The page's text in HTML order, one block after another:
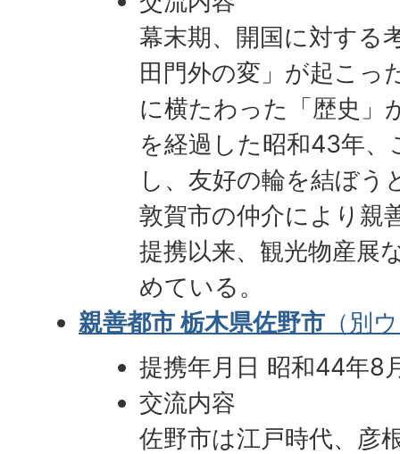
幕末期、開国に対する
田門外の変」が起こっ
に横たわった「歴史」
を経過した昭和43年
し、友好の輪を結ぼう
敦賀市の仲介により親
提携以来、観光物産展
めている。
親善都市 栃木県佐野市 （別
提携年月日 昭和44年8
交流内容
佐野市は江戸時代、彦